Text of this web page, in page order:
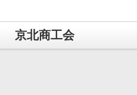
京北商工会